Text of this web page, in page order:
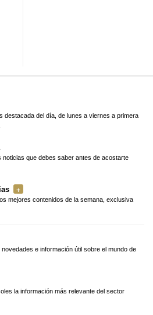
destacada del día, de lunes a viernes a primera
noticias que debes saber antes de acostarte
mejores contenidos de la semana, exclusiva
e información útil sobre el mundo de
la información más relevante del sector